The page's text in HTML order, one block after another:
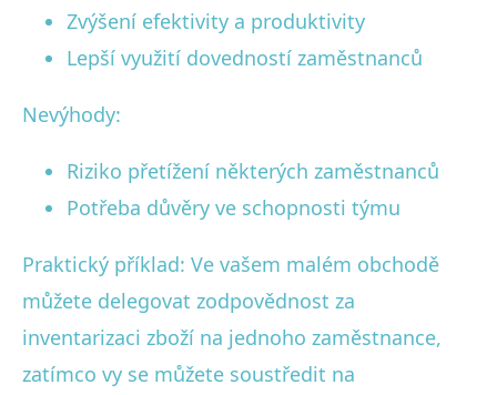
Zvýšení efektivity a produktivity
Lepší využití dovedností zaměstnanců
Nevýhody:
Riziko přetížení některých zaměstnanců
Potřeba důvěry ve schopnosti týmu
Praktický příklad: Ve vašem malém obchodě
můžete delegovat zodpovědnost za
inventarizaci zboží na jednoho zaměstnance,
zatímco vy se můžete soustředit na